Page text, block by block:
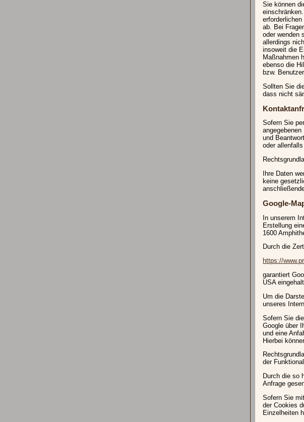
Sie können
ab. Bei
oder wenden
allerdings
insoweit die
Maßnahmen
ebenso die
bzw.
Sollten Sie
dass nicht
Sofern Sie
und
oder
Ihre Daten
keine
Google-
In unserem
Erstellung
1600
Durch die
https://
garantiert
USA
Um die
unseres
Sofern Sie
Google über
und eine
Hierbei
der
Durch die so
Anfrage
Sofern Sie
der Cookies
Einzelheiten